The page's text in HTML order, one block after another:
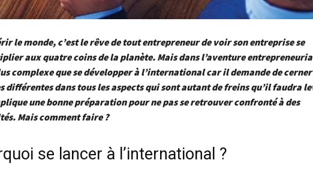
le monde, c’est le rêve de tout entrepreneur de voir son entreprise se
aux quatre coins de la planète. Mais dans l’aventure
complexe que se développer à l’international car il demande de cerner
différentes dans tous les aspects qui sont autant de freins qu’il faudra
une bonne préparation pour ne pas se retrouver confronté à des
Mais comment faire ?
se lancer à l’international ?